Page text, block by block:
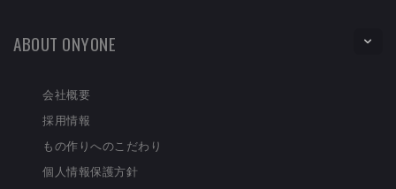
ABOUT ONYONE
会社概要
採用情報
もの作りへのこだわり
個人情報保護方針